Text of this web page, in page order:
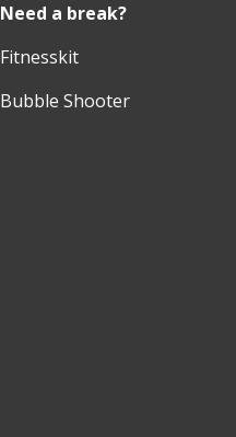
Need a break?
Fitnesskit
Bubble Shooter